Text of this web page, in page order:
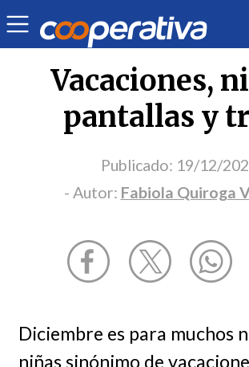
Opinión | Fabiola Quiroga Villagra
Vacaciones,
pantallas y
Publicado: 19/12/
- Autor: Fabiola Quiroga
Diciembre es para muchos
niñas sinónimo de